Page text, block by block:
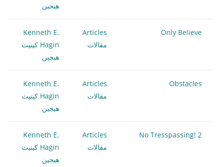
هيجين
Only Believe
Articles
مقالات
Kenneth E.
Hagin كينيث
هيجين
Obstacles
Articles
مقالات
Kenneth E.
Hagin كينيث
هيجين
No Tresspassing! 2
Articles
مقالات
Kenneth E.
Hagin كينيث
هيجين